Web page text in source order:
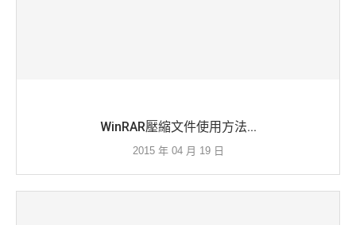
WinRAR壓縮文件使用方法...
2015 年 04 月 19 日